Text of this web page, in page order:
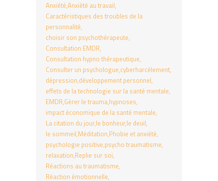
Anxiété Anxiété au travail
Caractéristiques des troubles de la
personnalité
choisir son psychothérapeute
Consultation EMDR
Consultation hypno thérapeutique
Consulter un psychologue cyberharcèlement
dépression développement personnel
effets de la technologie sur la santé mentale
EMDR Gérer le trauma hypnoses
impact économique de la santé mentale
La citation du jour le bonheur le deuil
le sommeil Méditation Phobie et anxiété
psychologie positive psycho traumatisme
relaxation Replie sur soi
Réactions au traumatisme
Réaction émotionnelle